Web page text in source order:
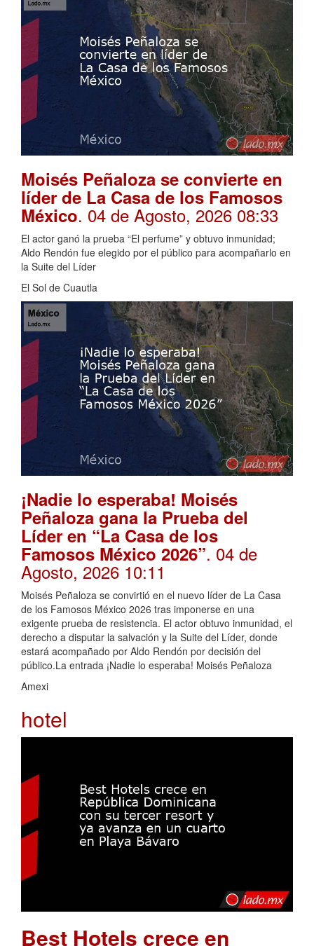
Moisés Peñaloza se convierte en
líder de La Casa de los Famosos
México. 04 de Agosto, 2026 08:33
El actor ganó la prueba “El perfume” y obtuvo inmunidad;
Aldo Rendón fue elegido por el público para acompañarlo en
la Suite del Líder
El Sol de Cuautla
¡Nadie lo esperaba! Moisés
Peñaloza gana la Prueba del
Líder en “La Casa de los
Famosos México 2026”. 04 de
Agosto, 2026 10:11
Moisés Peñaloza se convirtió en el nuevo líder de La Casa
de los Famosos México 2026 tras imponerse en una
exigente prueba de resistencia. El actor obtuvo inmunidad, el
derecho a disputar la salvación y la Suite del Líder, donde
estará acompañado por Aldo Rendón por decisión del
público.La entrada ¡Nadie lo esperaba! Moisés Peñaloza
Amexi
hotel
Best Hotels crece en